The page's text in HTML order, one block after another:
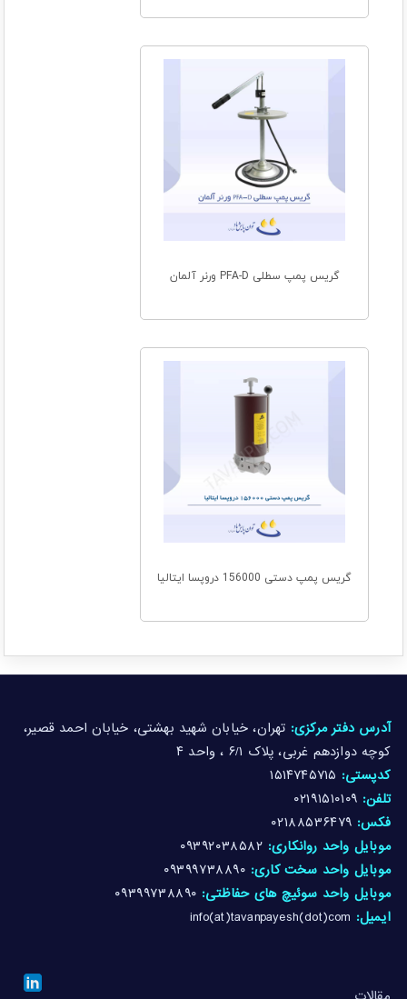
گریس پمپ سطلی PFA-D ورنر آلمان
گریس پمپ دستی 156000 دروپسا ایتالیا
آدرس دفتر مرکزی: تهران، خیابان شهید بهشتی، خیابان احمد قصیر،
کوچه دوازدهم غربی، پلاک ۶/۱ ، واحد ۴
کدپستی: ۱۵۱۴۷۴۵۷۱۵
تلفن: ۰۲۱۹۱۵۱۰۱۰۹
فکس: ۰۲۱۸۸۵۳۶۴۷۹
موبایل واحد روانکاری: ۰۹۳۹۲۰۳۸۵۸۲
موبایل واحد سخت کاری: ۰۹۳۹۹۷۳۸۸۹۰
موبایل واحد سوئیچ های حفاظتی: ۰۹۳۹۹۷۳۸۸۹۰
ایمیل: info(at)tavanpayesh(dot)com